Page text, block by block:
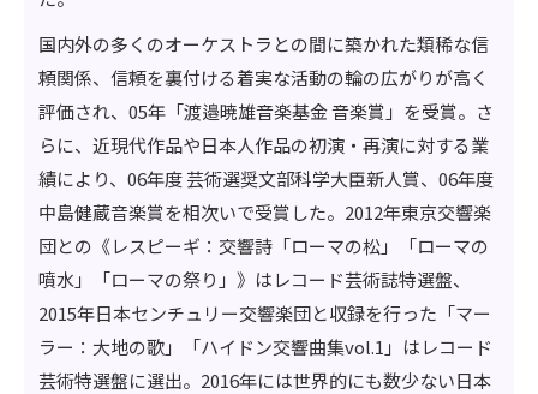
国内外の多くのオーケストラとの間に築かれた類稀な信
頼関係、信頼を裏付ける着実な活動の輪の広がりが高く
評価され、05年「渡邉暁雄音楽基金 音楽賞」を受賞。さ
らに、近現代作品や日本人作品の初演・再演に対する業
績により、06年度 芸術選奨文部科学大臣新人賞、06年度
中島健蔵音楽賞を相次いで受賞した。2012年東京交響楽
団との《レスピーギ：交響詩「ローマの松」「ローマの
噴水」「ローマの祭り」》はレコード芸術誌特選盤、
2015年日本センチュリー交響楽団と収録を行った「マー
ラー：大地の歌」「ハイドン交響曲集vol.1」はレコード
芸術特選盤に選出。2016年には世界的にも数少ない日本